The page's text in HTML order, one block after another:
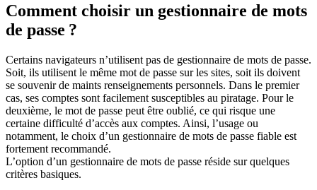
Comment choisir un gestionnaire de mots
de passe ?
Certains navigateurs n’utilisent pas de gestionnaire de mots de passe.
Soit, ils utilisent le même mot de passe sur les sites, soit ils doivent
se souvenir de maints renseignements personnels. Dans le premier
cas, ses comptes sont facilement susceptibles au piratage. Pour le
deuxième, le mot de passe peut être oublié, ce qui risque une
certaine difficulté d’accès aux comptes. Ainsi, l’usage ou
notamment, le choix d’un gestionnaire de mots de passe fiable est
fortement recommandé.
L’option d’un gestionnaire de mots de passe réside sur quelques
critères basiques.